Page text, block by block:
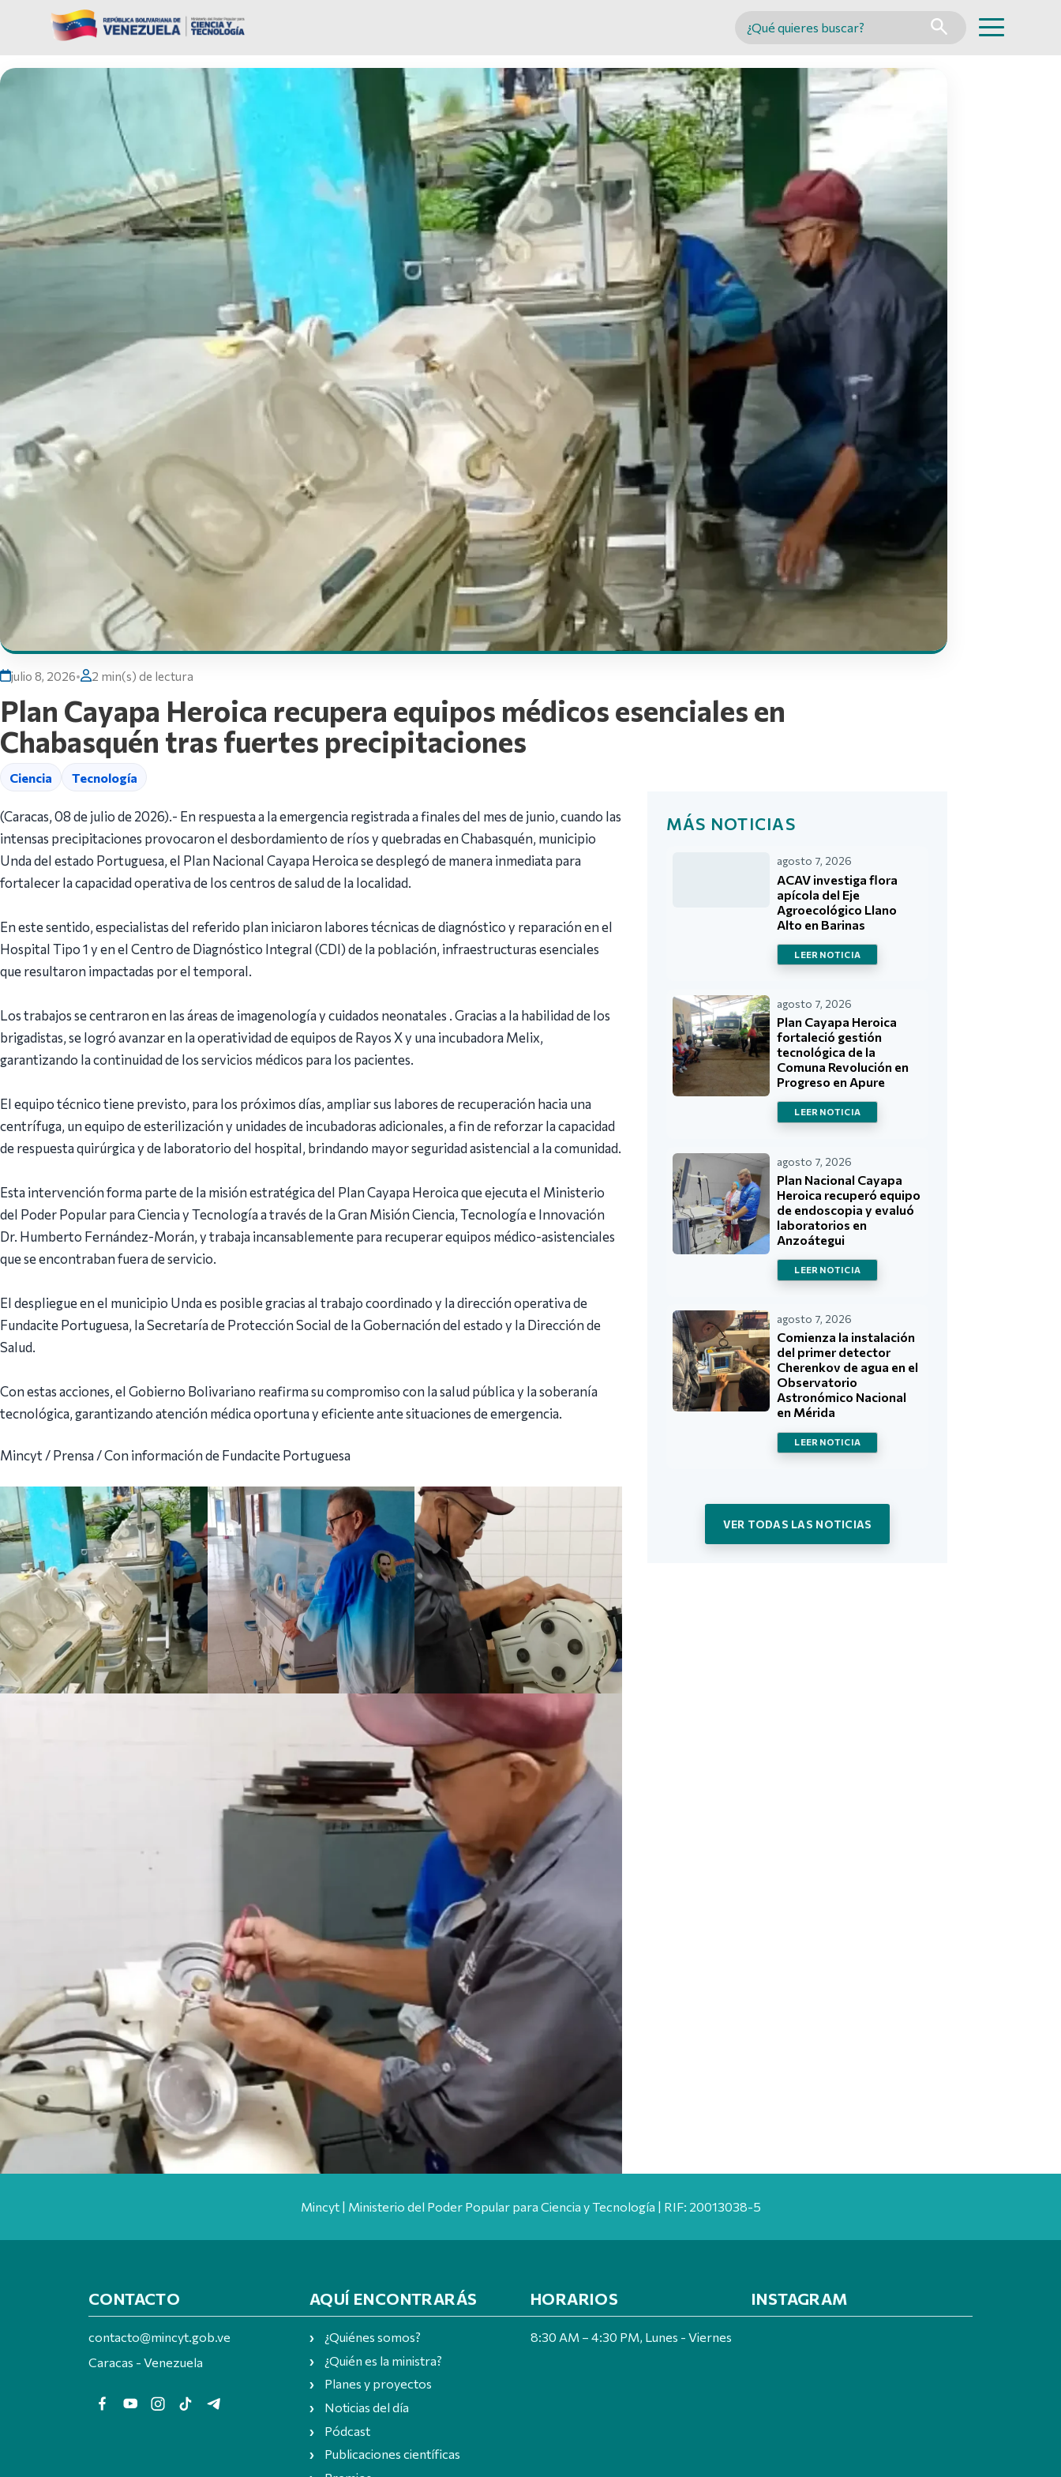
Buscar en MINCYT
julio 8, 2026• 2 min(s) de lectura
Plan Cayapa Heroica recupera equipos médicos esenciales en
Chabasquén tras fuertes precipitaciones
Ciencia Tecnología
(Caracas, 08 de julio de 2026).- En respuesta a la emergencia registrada a finales del mes de junio, cuando las
intensas precipitaciones provocaron el desbordamiento de ríos y quebradas en Chabasquén, municipio
Unda del estado Portuguesa, el Plan Nacional Cayapa Heroica se desplegó de manera inmediata para
fortalecer la capacidad operativa de los centros de salud de la localidad.
En este sentido, especialistas del referido plan iniciaron labores técnicas de diagnóstico y reparación en el
Hospital Tipo 1 y en el Centro de Diagnóstico Integral (CDI) de la población, infraestructuras esenciales
que resultaron impactadas por el temporal.
Los trabajos se centraron en las áreas de imagenología y cuidados neonatales . Gracias a la habilidad de los
brigadistas, se logró avanzar en la operatividad de equipos de Rayos X y una incubadora Melix,
garantizando la continuidad de los servicios médicos para los pacientes.
El equipo técnico tiene previsto, para los próximos días, ampliar sus labores de recuperación hacia una
centrífuga, un equipo de esterilización y unidades de incubadoras adicionales, a fin de reforzar la capacidad
de respuesta quirúrgica y de laboratorio del hospital, brindando mayor seguridad asistencial a la comunidad.
Esta intervención forma parte de la misión estratégica del Plan Cayapa Heroica que ejecuta el Ministerio
del Poder Popular para Ciencia y Tecnología a través de la Gran Misión Ciencia, Tecnología e Innovación
Dr. Humberto Fernández-Morán, y trabaja incansablemente para recuperar equipos médico-asistenciales
que se encontraban fuera de servicio.
El despliegue en el municipio Unda es posible gracias al trabajo coordinado y la dirección operativa de
Fundacite Portuguesa, la Secretaría de Protección Social de la Gobernación del estado y la Dirección de
Salud.
Con estas acciones, el Gobierno Bolivariano reafirma su compromiso con la salud pública y la soberanía
tecnológica, garantizando atención médica oportuna y eficiente ante situaciones de emergencia.
Mincyt / Prensa / Con información de Fundacite Portuguesa
MÁS NOTICIAS
agosto 7, 2026
ACAV investiga flora
apícola del Eje
Agroecológico Llano
Alto en Barinas
LEER NOTICIA
agosto 7, 2026
Plan Cayapa Heroica
fortaleció gestión
tecnológica de la
Comuna Revolución en
Progreso en Apure
LEER NOTICIA
agosto 7, 2026
Plan Nacional Cayapa
Heroica recuperó equipo
de endoscopia y evaluó
laboratorios en
Anzoátegui
LEER NOTICIA
agosto 7, 2026
Comienza la instalación
del primer detector
Cherenkov de agua en el
Observatorio
Astronómico Nacional
en Mérida
LEER NOTICIA
VER TODAS LAS NOTICIAS
Mincyt | Ministerio del Poder Popular para Ciencia y Tecnología | RIF: 20013038-5
CONTACTO
contacto@mincyt.gob.ve
Caracas - Venezuela
AQUÍ ENCONTRARÁS
¿Quiénes somos?
¿Quién es la ministra?
Planes y proyectos
Noticias del día
Pódcast
Publicaciones científicas
HORARIOS
8:30 AM – 4:30 PM, Lunes - Viernes
INSTAGRAM